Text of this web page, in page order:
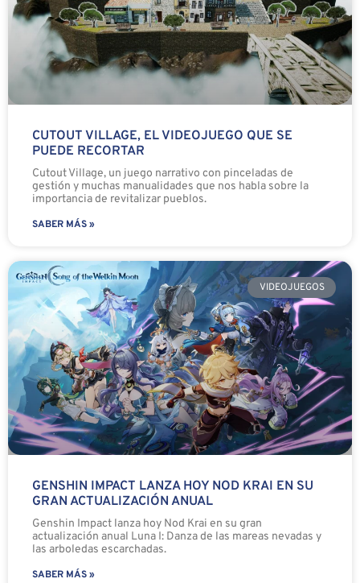
CUTOUT VILLAGE, EL VIDEOJUEGO QUE SE
PUEDE RECORTAR
Cutout Village, un juego narrativo con pinceladas de
gestión y muchas manualidades que nos habla sobre la
importancia de revitalizar pueblos.
SABER MÁS »
VIDEOJUEGOS
GENSHIN IMPACT LANZA HOY NOD KRAI EN SU
GRAN ACTUALIZACIÓN ANUAL
Genshin Impact lanza hoy Nod Krai en su gran
actualización anual Luna I: Danza de las mareas nevadas y
las arboledas escarchadas.
SABER MÁS »